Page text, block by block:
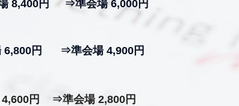
8,400円 ⇒準会場 6,000円
6,800円 ⇒準会場 4,900円
4,600円 ⇒準会場 2,800円